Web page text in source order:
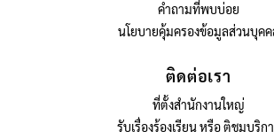
คำถามที่พบบ่อย
นโยบายคุ้มครองข้อมูลส่วนบุคค
ติดต่อเรา
ที่ตั้งสำนักงานใหญ่
รับเรื่องร้องเรียน หรือ ติชมบริก